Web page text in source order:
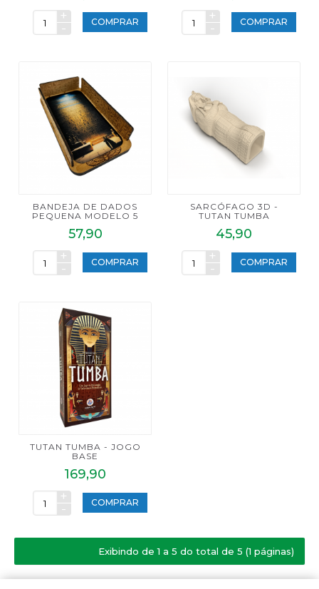
+
-
COMPRAR
+
-
COMPRAR
BANDEJA DE DADOS
PEQUENA MODELO 5
57,90
+
-
COMPRAR
SARCÓFAGO 3D -
TUTAN TUMBA
45,90
+
-
COMPRAR
TUTAN TUMBA - JOGO
BASE
169,90
+
-
COMPRAR
Exibindo de 1 a 5 do total de 5 (1 páginas)